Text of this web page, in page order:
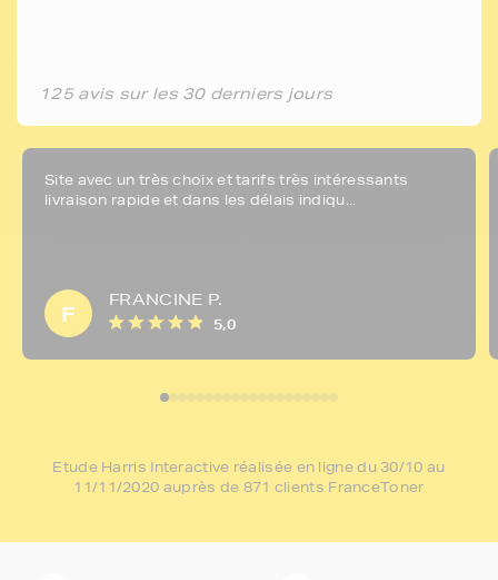
125 avis sur les 30 derniers jours
Site avec un très choix et tarifs très intéressants
livraison rapide et dans les délais indiqu...
F
FRANCINE P.
5,0
Etude Harris Interactive réalisée en ligne du 30/10 au
11/11/2020 auprès de 871 clients FranceToner